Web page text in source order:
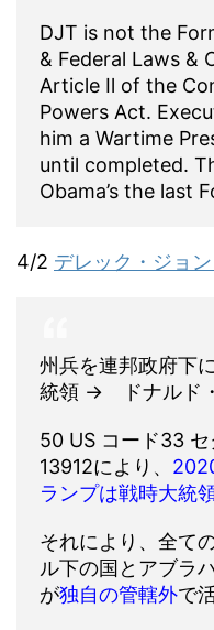
DJT is not the
& Federal Laws &
Article Il of the
Powers Act.
him a Wartime
until completed.
Obama’s the last
4/2 デレック・ジョ
州兵を連邦政府下
統領 → ドナルド・
50 US コード33
13912により、
ランプは戦時大統
それにより、全て
ル下の国とアブラ
が独自の管轄外で